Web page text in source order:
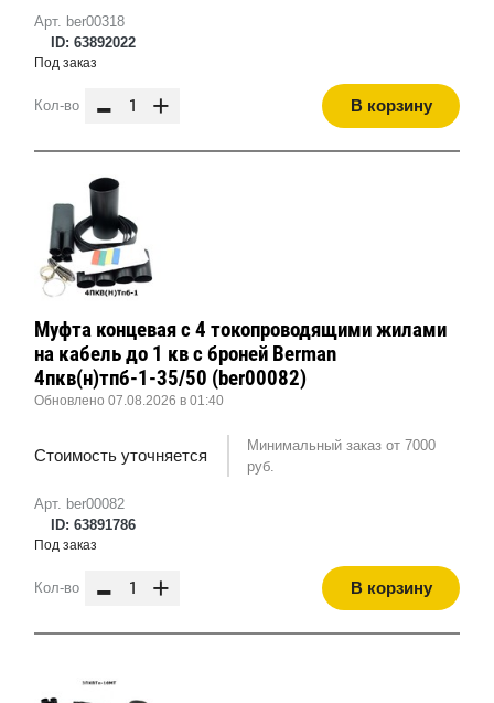
Арт. ber00318
ID: 63892022
Под заказ
Кол-во - + В корзину
Арт. ber00082
ID: 63891786
Муфта концевая с 4 токопроводящими жилами
на кабель до 1 кв с броней Berman
4пкв(н)тпб-1-35/50 (ber00082)
Обновлено 07.08.2026 в 01:40
Стоимость уточняется
Минимальный заказ от 7000
руб.
Под заказ
Кол-во - + В корзину